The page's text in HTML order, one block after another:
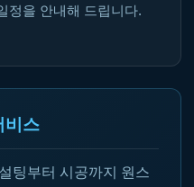
정을 안내해 드립니다.
비스
팅부터 시공까지 원스